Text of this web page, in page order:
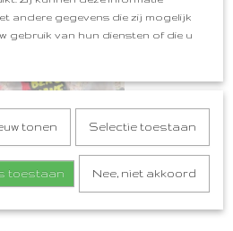
Heure Zien Oewe Bek Houwe
andere gegevens die zij mogelijk
gebruik van hun diensten of die u
tonen Selectie toestaan
toestaan Nee, niet akkoord